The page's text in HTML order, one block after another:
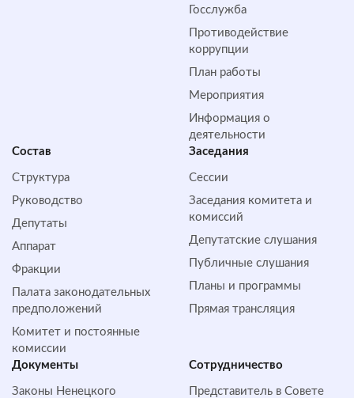
Госслужба
Противодействие
коррупции
План работы
Мероприятия
Информация о
деятельности
Состав
Структура
Руководство
Депутаты
Аппарат
Фракции
Палата законодательных
предположений
Комитет и постоянные
комиссии
Заседания
Сессии
Заседания комитета и
комиссий
Депутатские слушания
Публичные слушания
Планы и программы
Прямая трансляция
Документы
Законы Ненецкого
Сотрудничество
Представитель в Совете